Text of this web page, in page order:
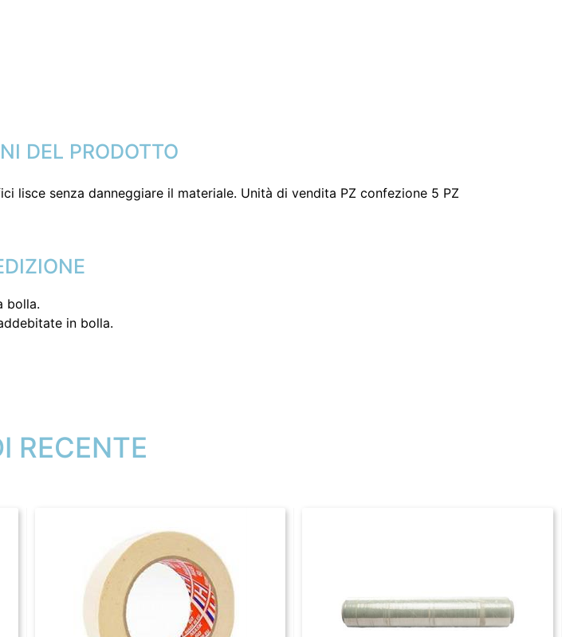
DEL PRODOTTO
senza danneggiare il materiale. Unità di vendita PZ confezione 5 PZ
bolla.
in bolla.
RECENTE